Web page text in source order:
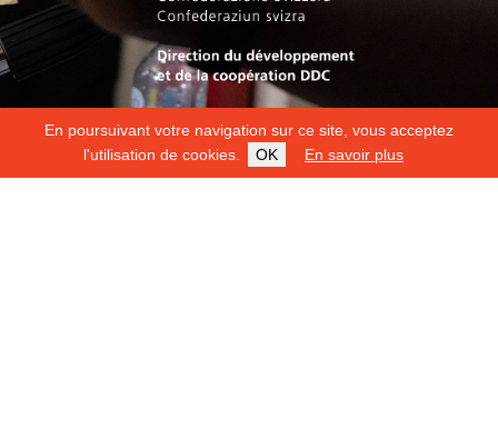
En poursuivant votre navigation sur ce site, vous acceptez
l'utilisation de cookies.
OK En savoir plus